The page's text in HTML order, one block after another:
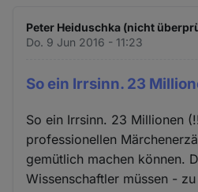
Peter Heiduschka (nicht
Do. 9 Jun 2016 - 11:23
So ein Irrsinn. 23
So ein Irrsinn. 23 Millionen
professionellen
gemütlich machen können.
Wissenschaftler müssen -